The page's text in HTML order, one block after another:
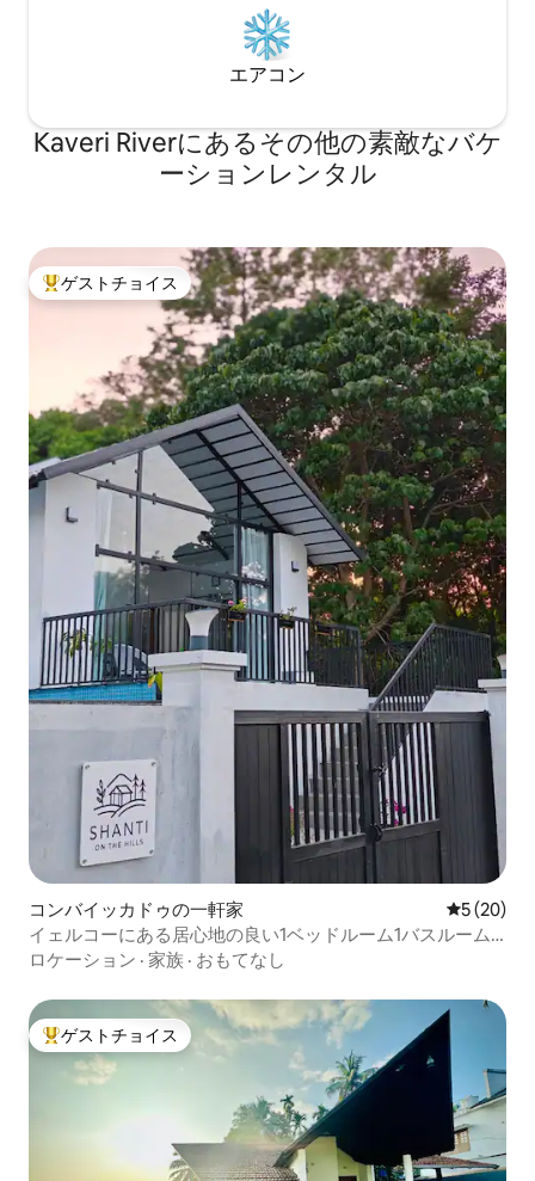
エアコン
Kaveri Riverにあるその他の素敵なバケ
ーションレンタル
大好評のゲストチョイスです。
ゲストチョイス
コンバイッカドゥの一軒家 レビュー
5 (20)
イェルコーにある居心地の良い1ベッドルーム1バスルーム
のコテージ（プール利用可）
ロケーション · 家族 · おもてなし
大好評のゲストチョイスです。
ゲストチョイス